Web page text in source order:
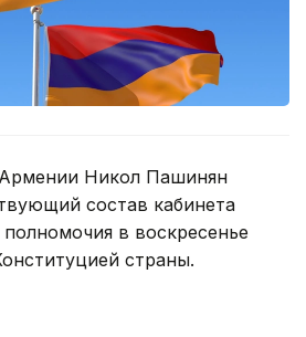
Никол Пашинян
состав кабинета
в воскресенье
страны.